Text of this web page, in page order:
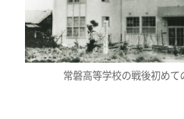
常磐高等学校の戦後初め